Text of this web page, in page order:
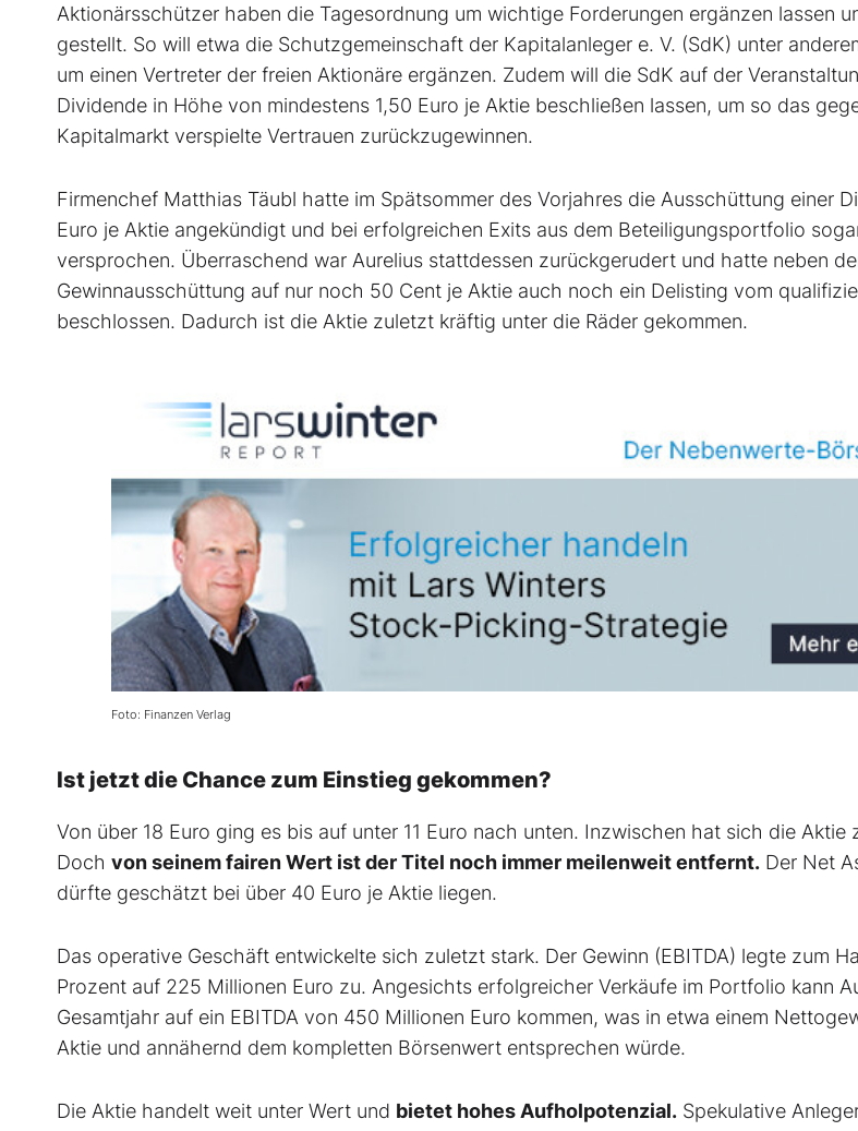
Aktionärsschützer haben die Tagesordnung um wichtige Forderungen ergänzen lassen
gestellt. So will etwa die Schutzgemeinschaft der Kapitalanleger e. V. (SdK) unter
um einen Vertreter der freien Aktionäre ergänzen. Zudem will die SdK auf der
Dividende in Höhe von mindestens 1,50 Euro je Aktie beschließen lassen, um so das
Kapitalmarkt verspielte Vertrauen zurückzugewinnen.
Firmenchef Matthias Täubl hatte im Spätsommer des Vorjahres die Ausschüttung einer
Euro je Aktie angekündigt und bei erfolgreichen Exits aus dem Beteiligungsportfolio
versprochen. Überraschend war Aurelius stattdessen zurückgerudert und hatte neben
Gewinnausschüttung auf nur noch 50 Cent je Aktie auch noch ein Delisting vom
beschlossen. Dadurch ist die Aktie zuletzt kräftig unter die Räder gekommen.
Foto: Finanzen Verlag
Ist jetzt die Chance zum Einstieg gekommen?
Von über 18 Euro ging es bis auf unter 11 Euro nach unten. Inzwischen hat sich die Aktie
Doch von seinem fairen Wert ist der Titel noch immer meilenweit entfernt. Der Net
dürfte geschätzt bei über 40 Euro je Aktie liegen.
Das operative Geschäft entwickelte sich zuletzt stark. Der Gewinn (EBITDA) legte zum
Prozent auf 225 Millionen Euro zu. Angesichts erfolgreicher Verkäufe im Portfolio kann
Gesamtjahr auf ein EBITDA von 450 Millionen Euro kommen, was in etwa einem
Aktie und annähernd dem kompletten Börsenwert entsprechen würde.
Die Aktie handelt weit unter Wert und bietet hohes Aufholpotenzial. Spekulative